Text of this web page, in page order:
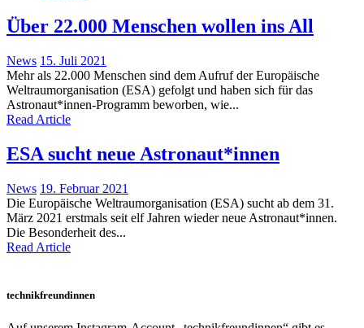
Über 22.000 Menschen wollen ins All
News 15. Juli 2021
Mehr als 22.000 Menschen sind dem Aufruf der Europäische
Weltraumorganisation (ESA) gefolgt und haben sich für das
Astronaut*innen-Programm beworben, wie...
Read Article
ESA sucht neue Astronaut*innen
News 19. Februar 2021
Die Europäische Weltraumorganisation (ESA) sucht ab dem 31.
März 2021 erstmals seit elf Jahren wieder neue Astronaut*innen.
Die Besonderheit des...
Read Article
technikfreundinnen